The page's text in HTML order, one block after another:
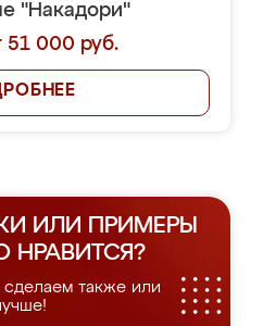
"Накадори"
51 000 руб.
ИЛИ ПРИМЕРЫ
НРАВИТСЯ?
также или